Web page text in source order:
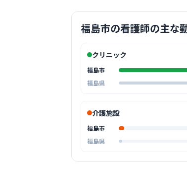
福島市の看護師の主な
クリニック
福島市
福島県
介護施設
福島市
福島県